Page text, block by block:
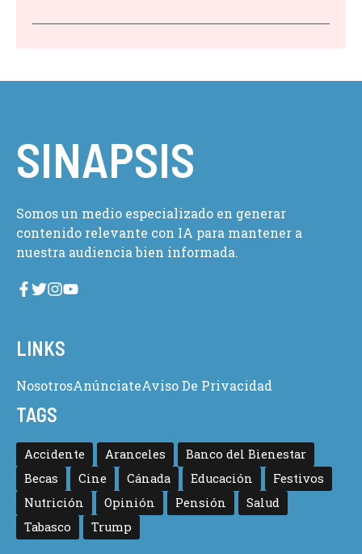
SINAPSIS
Somos un medio especializado en generar
contenido relevante con IA para mantener a
nuestra audiencia bien informada.
LINKS
NosotrosAnúnciateAviso De Privacidad
TAGS
Accidente Aranceles
Banco del Bienestar
Becas
Cine Cánada Educación
Festivos
Nutrición
Opinión Pensión
Salud
Tabasco
Trump